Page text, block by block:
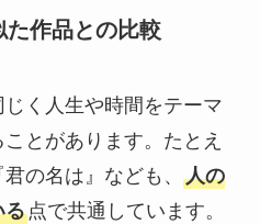
た作品との比較
じく人生や時間をテーマ
とがあります。たとえ
の名は』なども、 人の
る点で共通しています。